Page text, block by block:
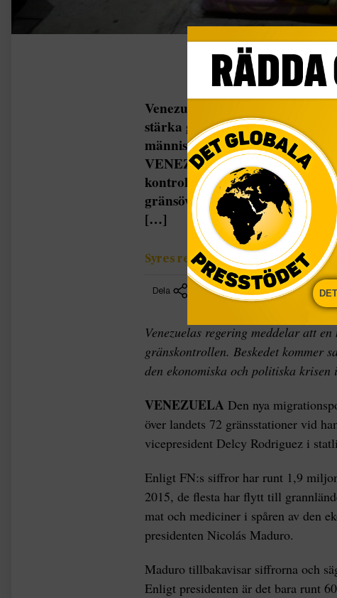
Venezuelas regering meddelar
stärka gränskontrollen.
människor flyr undan den
VENEZUELA Den nya
kontroll över landets 72
gränsövergångar, säger
[…]
Syres redaktion
Dela
Venezuelas regering meddelar att
gränskontrollen. Beskedet kommer
den ekonomiska och politiska krisen
VENEZUELA Den nya
över landets 72 gränsstationer vid
vicepresident Delcy Rodriguez i
Enligt FN:s siffror har runt 1,9
2015, de flesta har flytt till
mat och mediciner i spåren av den
presidenten Nicolás Maduro.
Maduro tillbakavisar siffrorna och
Enligt presidenten är det bara runt